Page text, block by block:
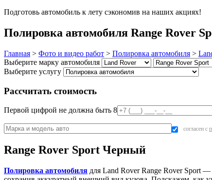
Подготовь автомобиль к лету сэкономив на наших акциях!
Полировка автомобиля Range Rover
Главная > Фото и видео работ > Полировка автомобиля >
Выберите марку автомобиля
Выберите услугу
Рассчитать стоимость
Первой цифрой не должна быть 8
согласен с
Range Rover Sport Черный
Полировка автомобиля для Land Rover Range Rover Sport